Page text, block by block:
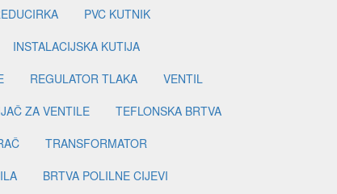
PVC KUTNIK
INSTALACIJSKA KUTIJA
REGULATOR TLAKA
VENTIL
ZA VENTILE
TEFLONSKA BRTVA
TRANSFORMATOR
BRTVA POLILNE CIJEVI